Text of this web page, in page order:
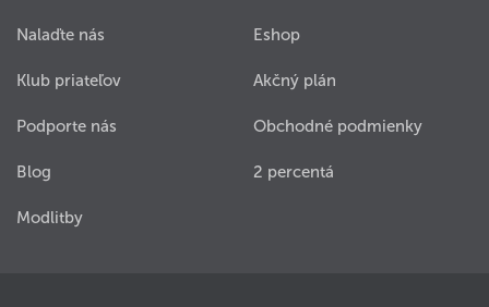
Nalaďte nás
Klub priateľov
Podporte nás
Blog
Modlitby
Eshop
Akčný plán
Obchodné podmienky
2 percentá